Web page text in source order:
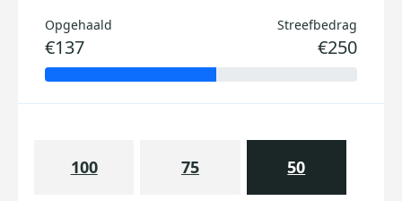
Opgehaald
€137
Streefbedrag
€250
100 75 50